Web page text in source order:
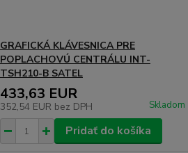
GRAFICKÁ KLÁVESNICA PRE
POPLACHOVÚ CENTRÁLU INT-
TSH210-B SATEL
433,63 EUR
352,54 EUR bez DPH Skladom
Pridať do košíka